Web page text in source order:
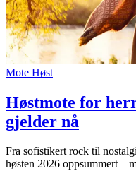
Mote Høst
Høstmote for
gjelder nå
Fra sofistikert rock til
høsten 2026 oppsummert –